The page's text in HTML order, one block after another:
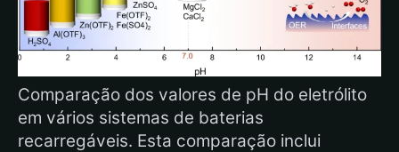
Comparação dos valores de pH do eletrólito
em vários sistemas de baterias
recarregáveis. Esta comparação inclui